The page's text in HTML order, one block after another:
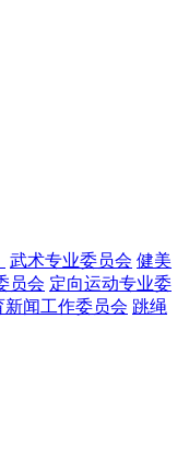
武术专业委员会 健美
员会 定向运动专业委
新闻工作委员会 跳绳